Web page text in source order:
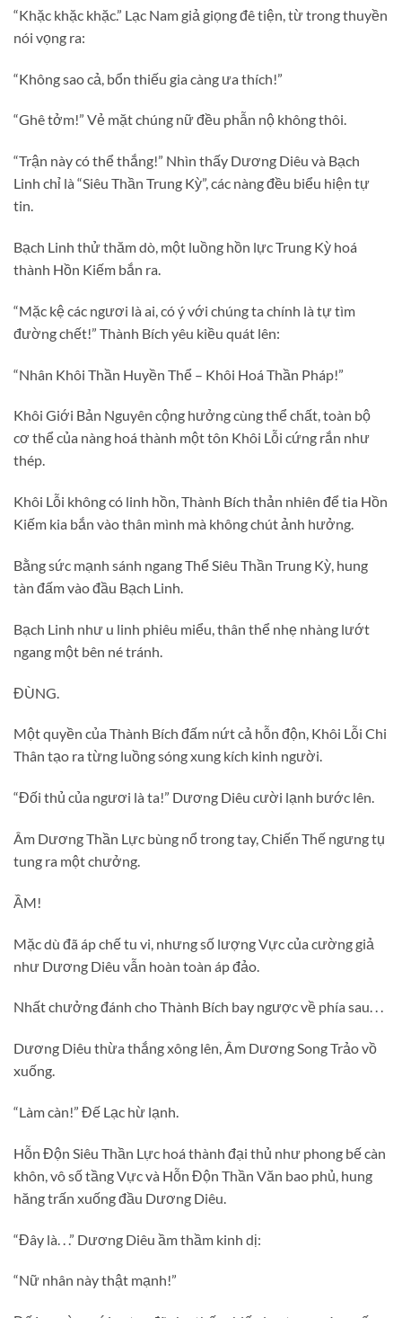
“Khặc khặc khặc.” Lạc Nam giả giọng đê tiện, từ trong thuyền
nói vọng ra:
“Không sao cả, bổn thiếu gia càng ưa thích!”
“Ghê tởm!” Vẻ mặt chúng nữ đều phẫn nộ không thôi.
“Trận này có thể thắng!” Nhìn thấy Dương Diêu và Bạch
Linh chỉ là “Siêu Thần Trung Kỳ”, các nàng đều biểu hiện tự
tin.
Bạch Linh thử thăm dò, một luồng hồn lực Trung Kỳ hoá
thành Hồn Kiếm bắn ra.
“Mặc kệ các ngươi là ai, có ý với chúng ta chính là tự tìm
đường chết!” Thành Bích yêu kiều quát lên:
“Nhân Khôi Thần Huyền Thể – Khôi Hoá Thần Pháp!”
Khôi Giới Bản Nguyên cộng hưởng cùng thể chất, toàn bộ
cơ thể của nàng hoá thành một tôn Khôi Lỗi cứng rắn như
thép.
Khôi Lỗi không có linh hồn, Thành Bích thản nhiên để tia Hồn
Kiếm kia bắn vào thân mình mà không chút ảnh hưởng.
Bằng sức mạnh sánh ngang Thể Siêu Thần Trung Kỳ, hung
tàn đấm vào đầu Bạch Linh.
Bạch Linh như u linh phiêu miểu, thân thể nhẹ nhàng lướt
ngang một bên né tránh.
ĐÙNG.
Một quyền của Thành Bích đấm nứt cả hỗn độn, Khôi Lỗi Chi
Thân tạo ra từng luồng sóng xung kích kinh người.
“Đối thủ của ngươi là ta!” Dương Diêu cười lạnh bước lên.
Âm Dương Thần Lực bùng nổ trong tay, Chiến Thế ngưng tụ
tung ra một chưởng.
ẦM!
Mặc dù đã áp chế tu vi, nhưng số lượng Vực của cường giả
như Dương Diêu vẫn hoàn toàn áp đảo.
Nhất chưởng đánh cho Thành Bích bay ngược về phía sau. . .
Dương Diêu thừa thắng xông lên, Âm Dương Song Trảo vồ
xuống.
“Làm càn!” Đế Lạc hừ lạnh.
Hỗn Độn Siêu Thần Lực hoá thành đại thủ như phong bế càn
khôn, vô số tầng Vực và Hỗn Độn Thần Văn bao phủ, hung
hăng trấn xuống đầu Dương Diêu.
“Đây là. . .” Dương Diêu ầm thầm kinh dị:
“Nữ nhân này thật mạnh!”